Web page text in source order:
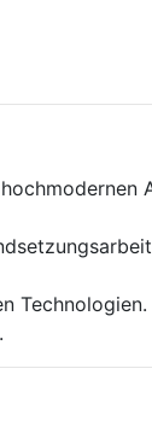
Technologien.